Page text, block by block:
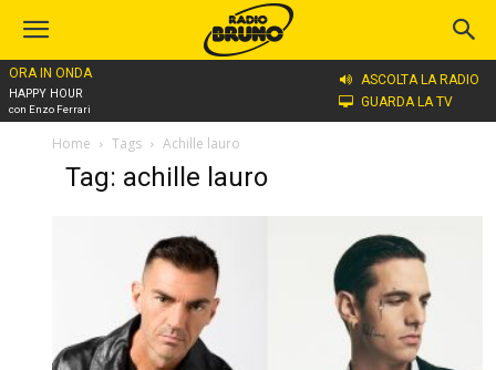
ORA IN ONDA
HAPPY HOUR
con Enzo Ferrari
ASCOLTA LA RADIO
GUARDA LA TV
Home Tags Achille lauro
Tag: achille lauro